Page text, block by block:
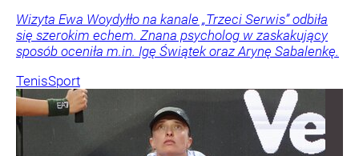
Wizyta Ewa Woydyłło na kanale „Trzeci Serwis” odbiła
się szerokim echem. Znana psycholog w zaskakujący
sposób oceniła m.in. Igę Świątek oraz Arynę Sabalenkę.
TenisSport